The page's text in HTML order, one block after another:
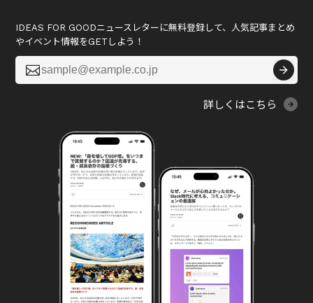
IDEAS FOR GOODニュースレターに無料登録して、人気記事まとめ
やイベント情報をGETしよう！

詳しくはこちら